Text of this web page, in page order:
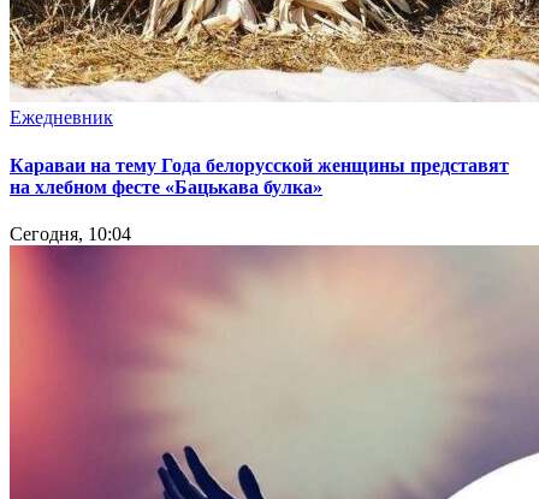
Ежедневник
Караваи на тему Года белорусской женщины представят
на хлебном фесте «Бацькава булка»
Сегодня, 10:04